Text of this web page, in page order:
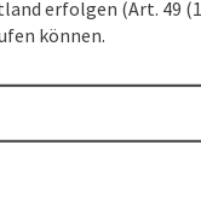
erfolgen (Art. 49
können.